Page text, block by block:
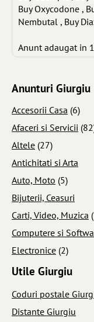
Buy Oxycodone ,
Nembutal , Buy
Anunt adaugat in
Anunturi Giurgiu
Accesorii Casa (6)
Afaceri si Servicii
Altele (27)
Antichitati si Arta
Auto, Moto (5)
Bijuterii, Ceasuri
Carti, Video, Muzica
Computere si
Electronice (2)
Utile Giurgiu
Coduri postale
Distante Giurgiu